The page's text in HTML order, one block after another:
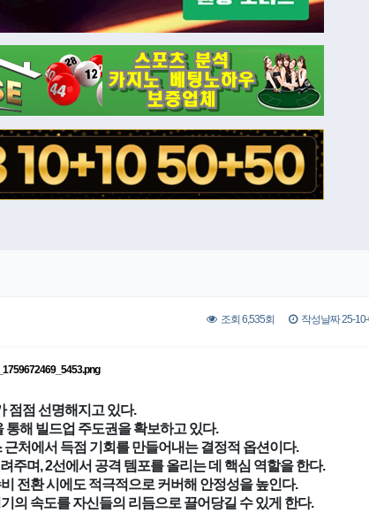
조회 6,535회 작성날짜 25-
점점 선명해지고 있다.
통해 빌드업 주도권을 확보하고 있다.
처에서 득점 기회를 만들어내는 결정적 옵션이다.
주며, 2선에서 공격 템포를 올리는 데 핵심 역할을 한다.
전환 시에도 적극적으로 커버해 안정성을 높인다.
의 속도를 자신들의 리듬으로 끌어당길 수 있게 한다.